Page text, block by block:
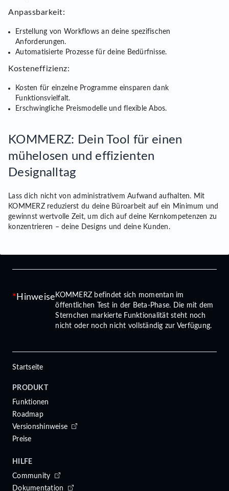
Anpassbarkeit:
Erstellung von Workflows an deine spezifischen
Anforderungen.
Automatisierte Prozesse für deine Bedürfnisse.
Kosteneffizienz:
Kosten für einzelne Programme einsparen dank
Funktionsvielfalt.
Erschwingliche Preismodelle und flexible Abos.
KOMMERZ: Dein Tool für einen
mühelosen und effizienten
Designalltag
Lass dich nicht von administrativem Aufwand aufhalten. Mit
KOMMERZ reduzierst du deine Büroarbeit auf ein Minimum und
gewinnst wertvolle Zeit, um dich auf deine Kernkompetenzen zu
konzentrieren – deine Designs und deine Kunden.
Hinweise KOMMERZ befindet sich momentan im
öffentlichen Test in der Beta-Phase. Die mit dem
Sternchen markierte Funktionalität steht noch
nicht oder noch nicht vollständig zur Verfügung.
Startseite
PRODUKT
Funktionen
Roadmap
Versionshinweise
Preise
HILFE
Community
Dokumentation